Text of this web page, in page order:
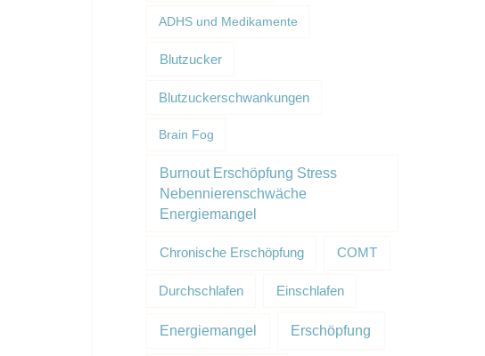
ADHS und Medikamente
Blutzucker
Blutzuckerschwankungen
Brain Fog
Burnout Erschöpfung Stress
Nebennierenschwäche
Energiemangel
Chronische Erschöpfung COMT
Durchschlafen Einschlafen
Energiemangel Erschöpfung